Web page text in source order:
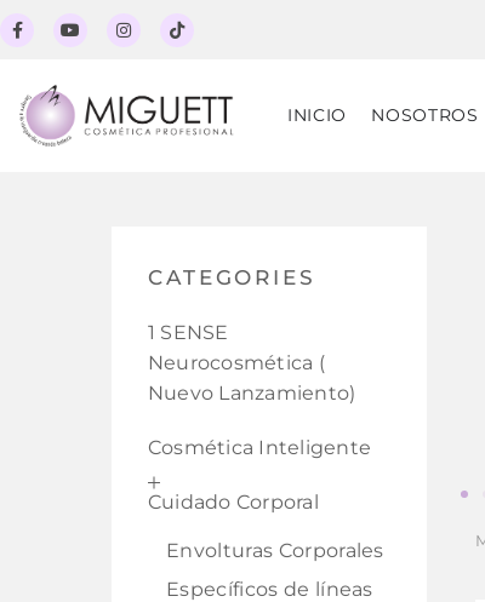
INICIO NOSOTROS
CATEGORIES
1 SENSE
Neurocosmética (
Nuevo Lanzamiento)
Cosmética Inteligente
Cuidado Corporal
Envolturas Corporales
Específicos de líneas